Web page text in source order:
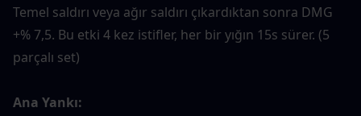
Temel saldırı veya ağır saldırı çıkardıktan sonra DMG
+% 7,5. Bu etki 4 kez istifler, her bir yığın 15s sürer. (5
parçalı set)
Ana Yankı: